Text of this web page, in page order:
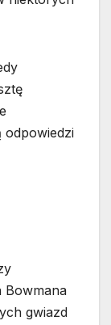
odpowiedzi
Bowmana
gwiazd